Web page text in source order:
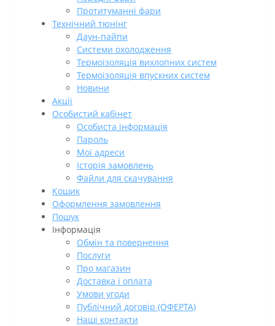
Протитуманні фари
Технічний тюнінг
Даун-пайпи
Системи охолодження
Термоізоляція вихлопних систем
Термоізоляція впускних систем
Новини
Акції
Особистий кабінет
Особиста інформація
Пароль
Мої адреси
Історія замовлень
Файли для скачування
Кошик
Оформлення замовлення
Пошук
Інформація
Обмін та повернення
Послуги
Про магазин
Доставка і оплата
Умови угоди
Публічний договір (ОФЕРТА)
Наші контакти